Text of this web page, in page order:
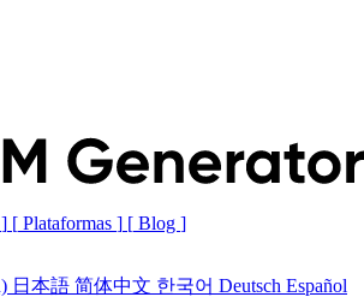
] [ Plataformas ] [ Blog ]
日本語 简体中文 한국어 Deutsch Español